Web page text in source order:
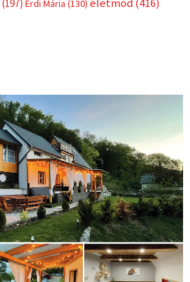
(197) Érdi Mária (130)